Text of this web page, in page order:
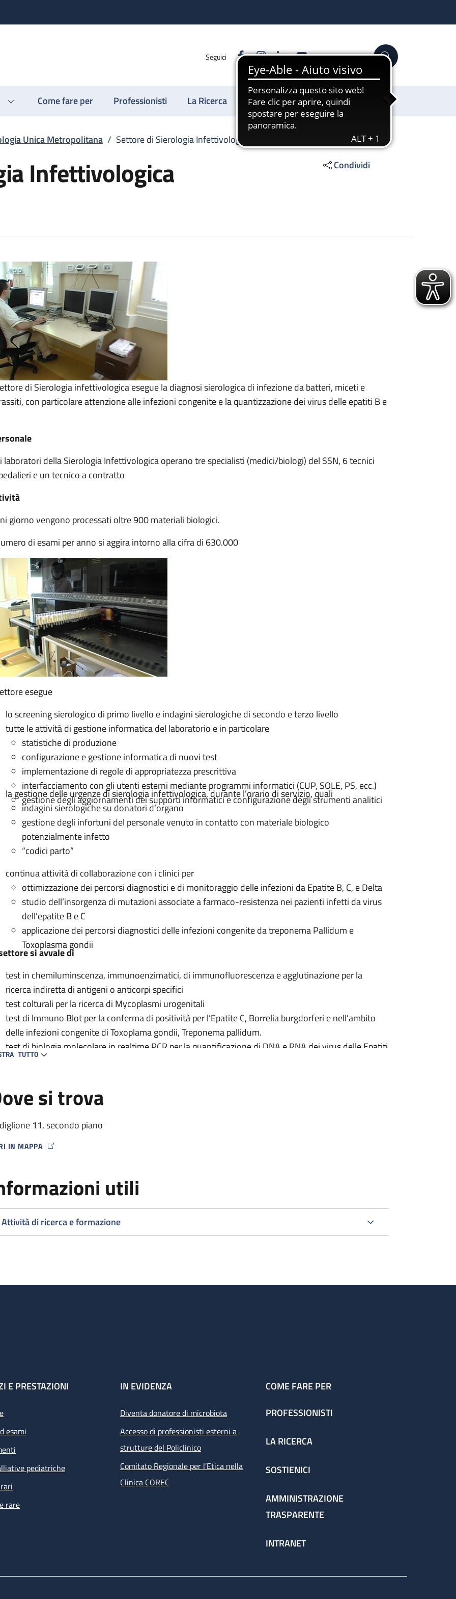
Seguici FacebookInstagram
LinkedinYouTube Cerca
Come fare per Professionisti La Ricerca Sostienici
Unica Metropolitana / Settore di Sierologia Infettivologica
Infettivologica Condividi
Infettivologica
di Sierologia infettivologica esegue la diagnosi sierologica di infezione da batteri, miceti e
con particolare attenzione alle infezioni congenite e la quantizzazione dei virus delle epatiti B e
laboratori della Sierologia Infettivologica operano tre specialisti (medici/biologi) del SSN, 6 tecnici
e un tecnico a contratto
giorno vengono processati oltre 900 materiali biologici.
di esami per anno si aggira intorno alla cifra di 630.000
esegue
lo screening sierologico di primo livello e indagini sierologiche di secondo e terzo livello
tutte le attività di gestione informatica del laboratorio e in particolare
statistiche di produzione
configurazione e gestione informatica di nuovi test
implementazione di regole di appropriatezza prescrittiva
interfacciamento con gli utenti esterni mediante programmi informatici (CUP, SOLE, PS, ecc.)
gestione degli aggiornamenti dei supporti informatici e configurazione degli strumenti analitici
la gestione delle urgenze di sierologia infettivologica, durante l’orario di servizio, quali
indagini sierologiche su donatori d’organo
gestione degli infortuni del personale venuto in contatto con materiale biologico
potenzialmente infetto
“codici parto”
continua attività di collaborazione con i clinici per
ottimizzazione dei percorsi diagnostici e di monitoraggio delle infezioni da Epatite B, C, e Delta
studio dell’insorgenza di mutazioni associate a farmaco-resistenza nei pazienti infetti da virus
dell’epatite B e C
applicazione dei percorsi diagnostici delle infezioni congenite da treponema Pallidum e
Toxoplasma gondii
si avvale di
test in chemiluminscenza, immunoenzimatici, di immunofluorescenza e agglutinazione per la
ricerca indiretta di antigeni o anticorpi specifici
test colturali per la ricerca di Mycoplasmi urogenitali
test di Immuno Blot per la conferma di positività per l’Epatite C, Borrelia burgdorferi e nell’ambito
delle infezioni congenite di Toxoplama gondii, Treponema pallidum.
test di biologia molecolare in realtime PCR per la quantificazione di DNA e RNA dei virus delle Epatiti
B, C, e Delta, per la ricerca del DNA di Chlamydia e Gonococco nelle infezioni sessualmente
test biomolecolari (InnoLipa) per la determinazione dei genotipi di HCV
sequenziamento per l’identificazione di mutazioni dei genomi di HBV e HCV, associate a farmaco
TUTTO
si trova
11, secondo piano
IN MAPPA
ICON
utili
Attività di ricerca e formazione
E PRESTAZIONI
esami
pediatriche
rare
IN EVIDENZA
Diventa donatore di microbiota
Accesso di professionisti esterni a
strutture del Policlinico
Comitato Regionale per l’Etica nella
Clinica COREC
COME FARE PER
PROFESSIONISTI
LA RICERCA
SOSTIENICI
AMMINISTRAZIONE
TRASPARENTE
INTRANET